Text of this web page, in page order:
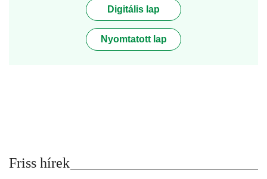
Digitális lap
Nyomtatott lap
Friss hírek